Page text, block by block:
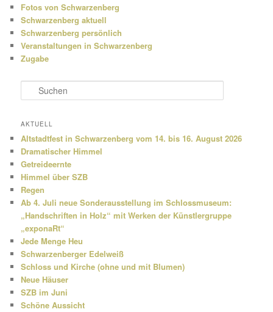
Fotos von Schwarzenberg
Schwarzenberg aktuell
Schwarzenberg persönlich
Veranstaltungen in Schwarzenberg
Zugabe
u
h
n
AKTUELL
Altstadtfest in Schwarzenberg vom 14. bis 16. August 2026
Dramatischer Himmel
Getreideernte
Himmel über SZB
Regen
Ab 4. Juli neue Sonderausstellung im Schlossmuseum:
„Handschriften in Holz“ mit Werken der Künstlergruppe
„exponaRt“
Jede Menge Heu
Schwarzenberger Edelweiß
Schloss und Kirche (ohne und mit Blumen)
Neue Häuser
SZB im Juni
Schöne Aussicht